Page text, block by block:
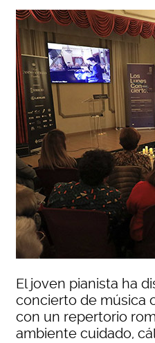
El joven pianista ha
concierto de música
con un repertorio
ambiente cuidado,